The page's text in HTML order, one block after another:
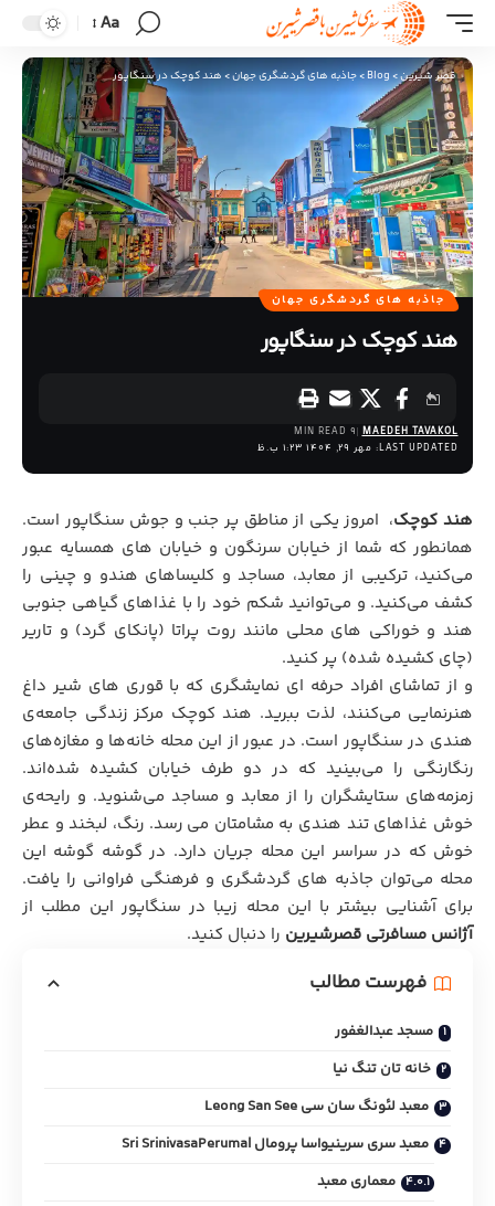
Aa
قصر شیرین>
Blog
>جاذبه های گردشگری جهان>هند کوچک در سنگاپور
جاذبه های گردشگری جهان
هند کوچک در سنگاپور
LAST UPDATED: مهر 29, 1404 1:23 ب.ظ
MAEDEH TAVAKOL
9 MIN READ
هند کوچک، امروز یکی از مناطق پر جنب و جوش سنگاپور است.
همانطور که شما از خیابان سرنگون و خیابان های همسایه عبور
می‌کنید، ترکیبی از معابد، مساجد و کلیساهای هندو و چینی را
کشف می‌کنید. و می‌توانید شکم خود را با غذاهای گیاهی جنوبی
هند و خوراکی های محلی مانند روت پراتا (پانکای گرد) و تاریر
(چای کشیده شده) پر کنید.
و از تماشای افراد حرفه ای نمایشگری که با قوری های شیر داغ
هنرنمایی می‌کنند، لذت ببرید. هند کوچک مرکز زندگی جامعه‌ی
هندی‌ در سنگاپور است. در عبور از این محله خانه‌ها و مغازه‌های
رنگارنگی را می‌بینید که در دو طرف خیابان کشیده شده‌اند.
زمزمه‌های ستایشگران را از معابد و مساجد می‌شنوید. و رایحه‌ی
خوش غذاهای تند هندی به مشامتان می رسد. رنگ، لبخند و عطر
خوش که در سراسر این محله جریان دارد. در گوشه گوشه این
محله می‌توان جاذبه های گردشگری و فرهنگی فراوانی را یافت.
برای آشنایی بیشتر با این محله زیبا در سنگاپور این مطلب از
آژانس مسافرتی قصرشیرین را دنبال کنید.
فهرست مطالب
مسجد عبدالغفور
خانه تان تنگ نیا
معبد لئونگ سان سی Leong San See
معبد سری سرینیواسا پرومال Sri SrinivasaPerumal
معماری معبد